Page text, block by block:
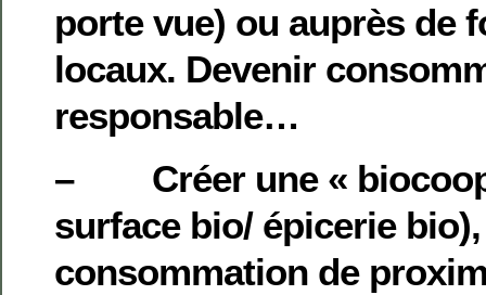
porte vue) ou auprès de
locaux. Devenir
responsable…
– Créer une «
surface bio/ épicerie
consommation de